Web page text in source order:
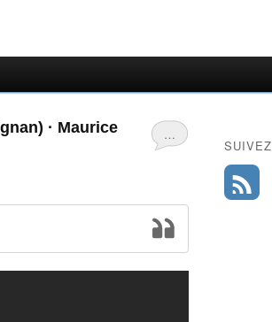
…
· Maurice